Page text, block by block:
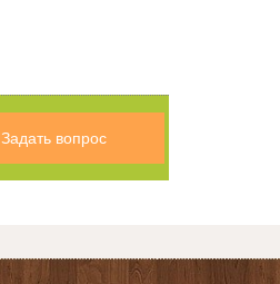
Задать вопрос